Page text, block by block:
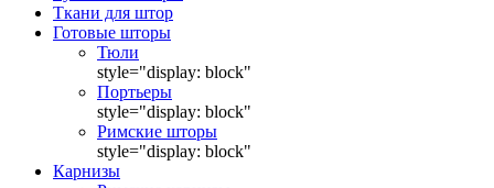
Ткани для штор
Готовые шторы
Тюли
style="display: block"
Портьеры
style="display: block"
Римские шторы
style="display: block"
Карнизы